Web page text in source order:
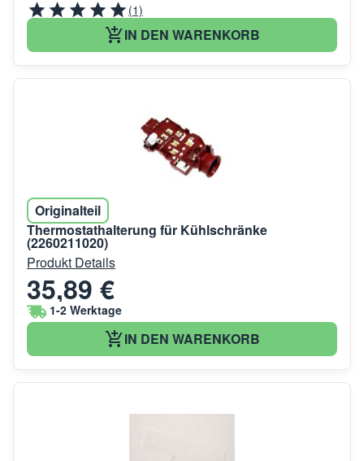
(1)
IN DEN WARENKORB
Originalteil
Thermostathalterung für Kühlschränke
(2260211020)
Produkt Details
35,89 €
1-2 Werktage
IN DEN WARENKORB